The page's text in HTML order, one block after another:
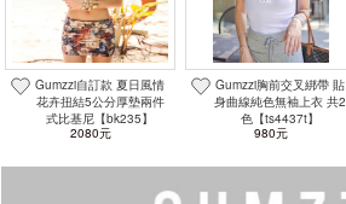
Gumzzi自訂款 夏日風情
花卉扭結5公分厚墊兩件
式比基尼【bk235】
2080元
Gumzzi胸前交叉綁帶 貼
身曲線純色無袖上衣 共2
色【ts4437t】
980元